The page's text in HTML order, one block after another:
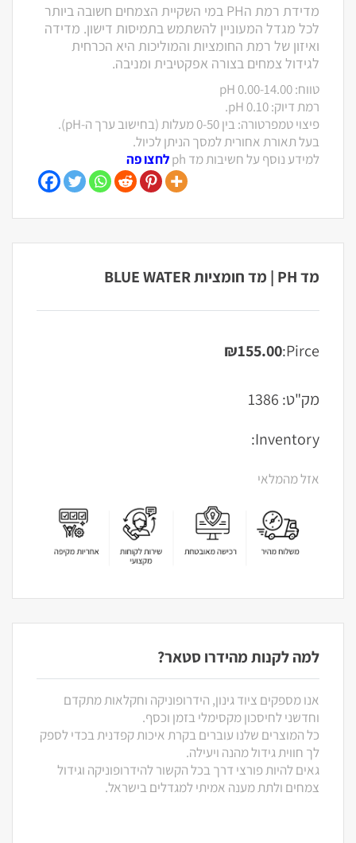
מדידת רמת הPH במי השקיית הצמחים חשובה ביותר
לכל מגדל המעוניין להשתמש בתמיסות דישון. מדידה
ואיזון של רמת החומציות והמוליכות היא הכרחית
לגידול צמחים בצורה אפקטיבית ומניבה.
טווח: 0.00-14.00 pH
רמת דיוק: 0.10 pH.
פיצוי טמפרטורה: בין 0-50 מעלות (בחישוב ערך ה-pH).
בעל תאורת אחורית למסך הניתן לכיול.
למידע נוסף על חשיבות מד ph
לחצו פה
מד PH | מד חומציות BLUE WATER
Pirce:
₪155.00
מק"ט: 1386
Inventory:
אזל מהמלאי
למה לקנות מהידרו סטאר?
אנו מספקים ציוד גינון, הידרופוניקה וחקלאות מתקדם
וחדשני לחיסכון מקסימלי בזמן וכסף.
כל המוצרים שלנו עוברים בקרת איכות קפדנית בכדי לספק
לך חווית גידול מהנה ויעילה.
גאים להיות פורצי דרך בכל הקשור להידרופוניקה וגידול
צמחים ולתת מענה אמיתי למגדלים בישראל.